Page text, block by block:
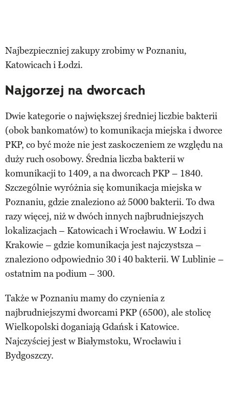
Najbezpieczniej zakupy zrobimy w Poznaniu,
Katowicach i Łodzi.
Najgorzej na dworcach
Dwie kategorie o największej średniej liczbie bakterii
(obok bankomatów) to komunikacja miejska i dworce
PKP, co być może nie jest zaskoczeniem ze względu na
duży ruch osobowy. Średnia liczba bakterii w
komunikacji to 1409, a na dworcach PKP – 1840.
Szczególnie wyróżnia się komunikacja miejska w
Poznaniu, gdzie znaleziono aż 5000 bakterii. To dwa
razy więcej, niż w dwóch innych najbrudniejszych
lokalizacjach – Katowicach i Wrocławiu. W Łodzi i
Krakowie – gdzie komunikacja jest najczystsza –
znaleziono odpowiednio 30 i 40 bakterii. W Lublinie –
ostatnim na podium – 300.
Także w Poznaniu mamy do czynienia z
najbrudniejszymi dworcami PKP (6500), ale stolicę
Wielkopolski doganiają Gdańsk i Katowice.
Najczyściej jest w Białymstoku, Wrocławiu i
Bydgoszczy.